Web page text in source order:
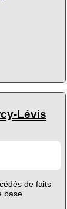
Lévis
de faits
base